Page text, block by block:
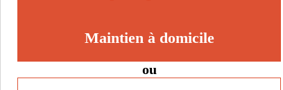
Maintien à domicile
ou